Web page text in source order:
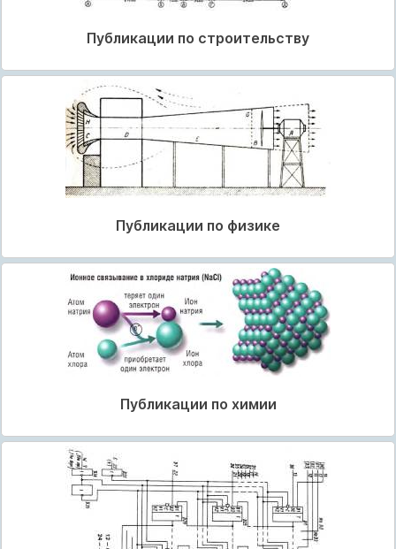
Публикации по строительству
Публикации по физике
Публикации по химии